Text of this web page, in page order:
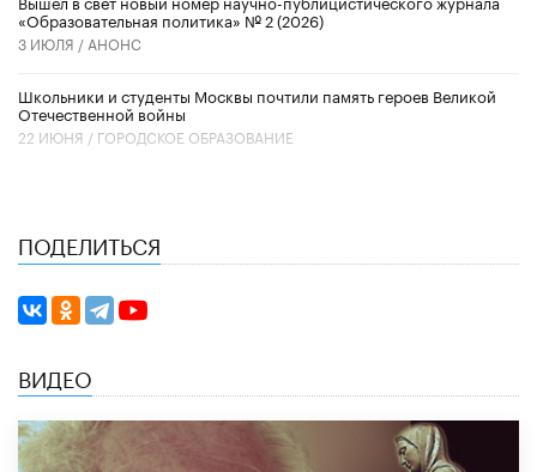
«Образовательная политика» № 2 (2026)
3 ИЮЛЯ / АНОНС
Школьники и студенты Москвы почтили память героев Великой
Отечественной войны
22 ИЮНЯ / ГОРОДСКОЕ ОБРАЗОВАНИЕ
ПОДЕЛИТЬСЯ
ВИДЕО